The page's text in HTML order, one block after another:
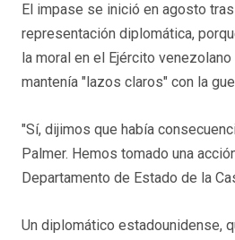
El impase se inició en agosto
representación diplomática,
la moral en el Ejército
mantenía "lazos claros" con la
"Sí, dijimos que había
Palmer. Hemos tomado una
Departamento de Estado de la
Un diplomático estadounidense,